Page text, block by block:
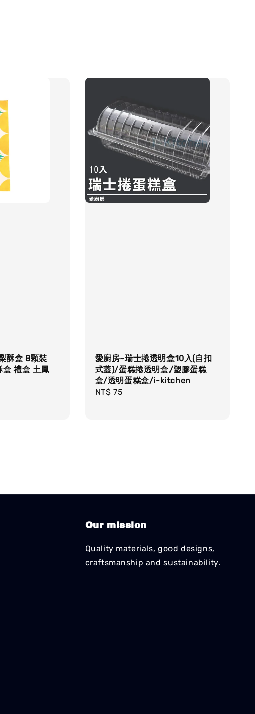
酥盒 8顆裝
盒 禮盒 土鳳
愛廚房~瑞士捲透明盒10入(自扣
式蓋)/蛋糕捲透明盒/塑膠蛋糕
盒/透明蛋糕盒/i-kitchen
Regular
NT$ 75
Our mission
Quality materials, good designs,
craftsmanship and sustainability.